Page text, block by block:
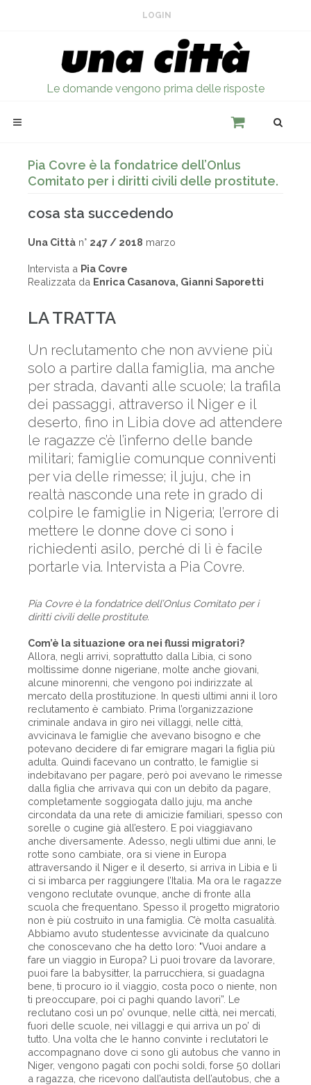
LOGIN
Le domande vengono prima delle risposte
Pia Covre è la fondatrice dell’Onlus
Comitato per i diritti civili delle prostitute.
cosa sta succedendo
Una Città n° 247 / 2018 marzo
Intervista a Pia Covre
Realizzata da Enrica Casanova, Gianni Saporetti
LA TRATTA
Un reclutamento che non avviene più
solo a partire dalla famiglia, ma anche
per strada, davanti alle scuole; la trafila
dei passaggi, attraverso il Niger e il
deserto, fino in Libia dove ad attendere
le ragazze c’è l’inferno delle bande
militari; famiglie comunque conniventi
per via delle rimesse; il juju, che in
realtà nasconde una rete in grado di
colpire le famiglie in Nigeria; l’errore di
mettere le donne dove ci sono i
richiedenti asilo, perché di lì è facile
portarle via. Intervista a Pia Covre.
Pia Covre è la fondatrice dell’Onlus Comitato per i
diritti civili delle prostitute.
Com’è la situazione ora nei flussi migratori?
Allora, negli arrivi, soprattutto dalla Libia, ci sono
moltissime donne nigeriane, molte anche giovani,
alcune minorenni, che vengono poi indirizzate al
mercato della prostituzione. In questi ultimi anni il loro
reclutamento è cambiato. Prima l’organizzazione
criminale andava in giro nei villaggi, nelle città,
avvicinava le famiglie che avevano bisogno e che
potevano decidere di far emigrare magari la figlia più
adulta. Quindi facevano un contratto, le famiglie si
indebitavano per pagare, però poi avevano le rimesse
dalla figlia che arrivava qui con un debito da pagare,
completamente soggiogata dallo juju, ma anche
circondata da una rete di amicizie familiari, spesso con
sorelle o cugine già all’estero. E poi viaggiavano
anche diversamente. Adesso, negli ultimi due anni, le
rotte sono cambiate, ora si viene in Europa
attraversando il Niger e il deserto, si arriva in Libia e lì
ci si imbarca per raggiungere l’Italia. Ma ora le ragazze
vengono reclutate ovunque, anche di fronte alla
scuola che frequentano. Spesso il progetto migratorio
non è più costruito in una famiglia. C’è molta casualità.
Abbiamo avuto studentesse avvicinate da qualcuno
che conoscevano che ha detto loro: "Vuoi andare a
fare un viaggio in Europa? Lì puoi trovare da lavorare,
puoi fare la babysitter, la parrucchiera, si guadagna
bene, ti procuro io il viaggio, costa poco o niente, non
ti preoccupare, poi ci paghi quando lavori”. Le
reclutano così un po’ ovunque, nelle città, nei mercati,
fuori delle scuole, nei villaggi e qui arriva un po’ di
tutto. Una volta che le hanno convinte i reclutatori le
accompagnano dove ci sono gli autobus che vanno in
Niger, vengono pagati con pochi soldi, forse 50 dollari
a ragazza, che ricevono dall’autista dell’autobus, che a